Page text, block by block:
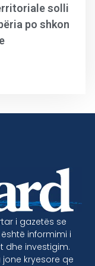
solli
po shkon
i gazetës se
informimi i
dhe investigim.
kryesore qe